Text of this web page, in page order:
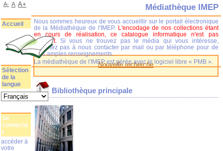
Nouvelle recherche
Bibliothèque principale
Médiathèque IMEP
Nous sommes heureux de vous accueillir sur le portail électronique
de la Médiathèque de l'IMEP. L'encodage de nos collections étant
en cours de réalisation, ce catalogue informatique n'est pas
complet.
Si vous ne trouvez pas le média qui vous intéresse,
n'hésitez pas à nous contacter par mail ou par téléphone pour de
plus amples renseignements.
La médiathèque de l'IMEP est gérée avec le logiciel libre « PMB ».
A- A A+
Accueil
Sélection
de la
langue
Se
connecte
r
accéder à
votre